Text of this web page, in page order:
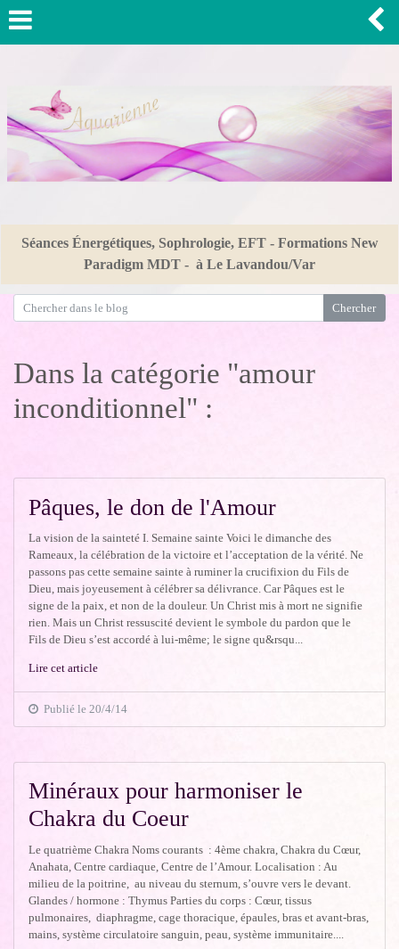
Séances Énergétiques, Sophrologie, EFT - Formations New
Paradigm MDT - à Le Lavandou/Var
Dans la catégorie "amour
inconditionnel" :
Pâques, le don de l'Amour
La vision de la sainteté I. Semaine sainte Voici le dimanche des
Rameaux, la célébration de la victoire et l’acceptation de la vérité. Ne
passons pas cette semaine sainte à ruminer la crucifixion du Fils de
Dieu, mais joyeusement à célébrer sa délivrance. Car Pâques est le
signe de la paix, et non de la douleur. Un Christ mis à mort ne signifie
rien. Mais un Christ ressuscité devient le symbole du pardon que le
Fils de Dieu s’est accordé à lui-même; le signe qu&rsqu...
Lire cet article
Publié le 20/4/14
Minéraux pour harmoniser le
Chakra du Coeur
Le quatrième Chakra Noms courants : 4ème chakra, Chakra du Cœur,
Anahata, Centre cardiaque, Centre de l’Amour. Localisation : Au
milieu de la poitrine, au niveau du sternum, s’ouvre vers le devant.
Glandes / hormone : Thymus Parties du corps : Cœur, tissus
pulmonaires, diaphragme, cage thoracique, épaules, bras et avant-bras,
mains, système circulatoire sanguin, peau, système immunitaire....